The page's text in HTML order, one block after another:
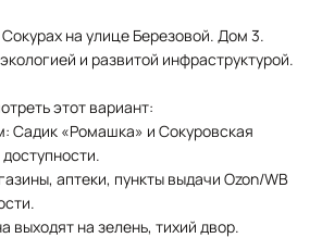
на улице Березовой. Дом 3.
и развитой инфраструктурой.
этот вариант:
Садик «Ромашка» и Сокуровская
аптеки, пункты выдачи Ozon/WB
выходят на зелень, тихий двор.